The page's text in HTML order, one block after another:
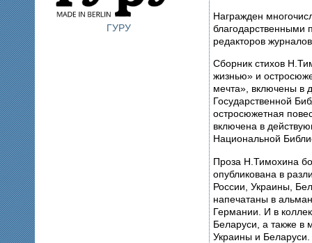
ГУРУ
Награжден
благодарственными
редакторов
Сборник стихов
жизнью» и
мечта», включены в
Государственной
остросюжетная
включена в
Национальной
Проза Н.Тимохина
опубликована в
России, Украины,
напечатаны в
Германии. И в
Беларуси, а также в
Украины и Беларуси.